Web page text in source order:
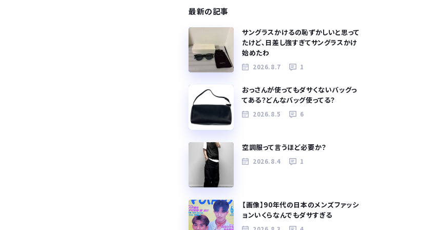
最新の記事
サングラスかけるの恥ずかしいと思って
たけど、日差し強すぎてサングラスかけ
始めたわ
2026.8.7 1
おっさんが使ってもダサくないバッグっ
てある？どんなバッグ使ってる？
2026.8.5 6
空調服って言うほど必要か？
2026.8.4 1
【画像】90年代の日本のメンズファッシ
ョンいくらなんでもダサすぎる